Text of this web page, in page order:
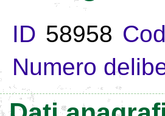
ID 58958
Numero